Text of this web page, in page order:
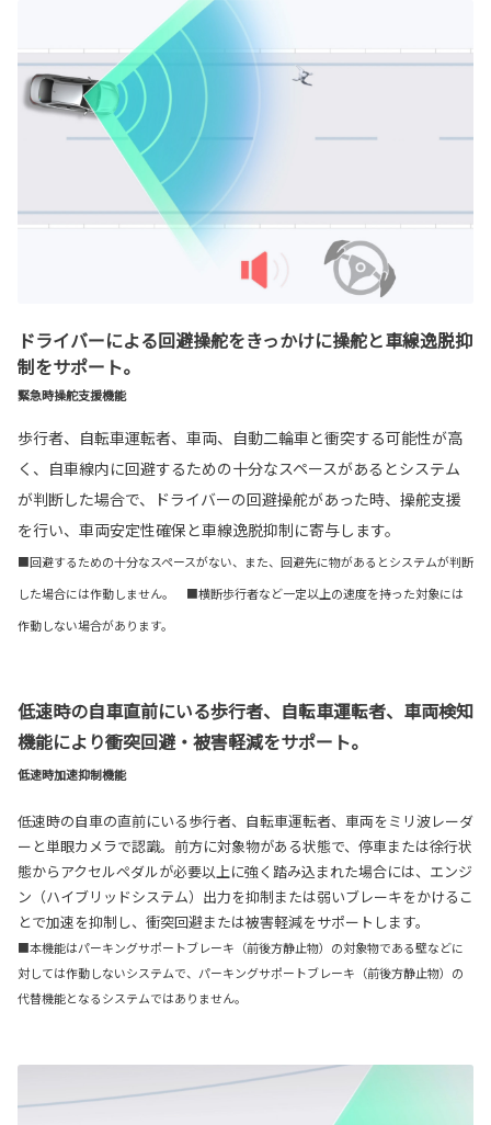
ドライバーによる回避操舵をきっかけに操舵と車線逸脱抑
制をサポート。
緊急時操舵支援機能
歩行者、自転車運転者、車両、自動二輪車と衝突する可能性が高
く、自車線内に回避するための十分なスペースがあるとシステム
が判断した場合で、ドライバーの回避操舵があった時、操舵支援
を行い、車両安定性確保と車線逸脱抑制に寄与します。
■回避するための十分なスペースがない、また、回避先に物があるとシステムが判断
した場合には作動しません。 ■横断歩行者など一定以上の速度を持った対象には
作動しない場合があります。
低速時の自車直前にいる歩行者、自転車運転者、車両検知
機能により衝突回避・被害軽減をサポート。
低速時加速抑制機能
低速時の自車の直前にいる歩行者、自転車運転者、車両をミリ波レーダ
ーと単眼カメラで認識。前方に対象物がある状態で、停車または徐行状
態からアクセルペダルが必要以上に強く踏み込まれた場合には、エンジ
ン（ハイブリッドシステム）出力を抑制または弱いブレーキをかけるこ
とで加速を抑制し、衝突回避または被害軽減をサポートします。
■本機能はパーキングサポートブレーキ（前後方静止物）の対象物である壁などに
対しては作動しないシステムで、パーキングサポートブレーキ（前後方静止物）の
代替機能となるシステムではありません。